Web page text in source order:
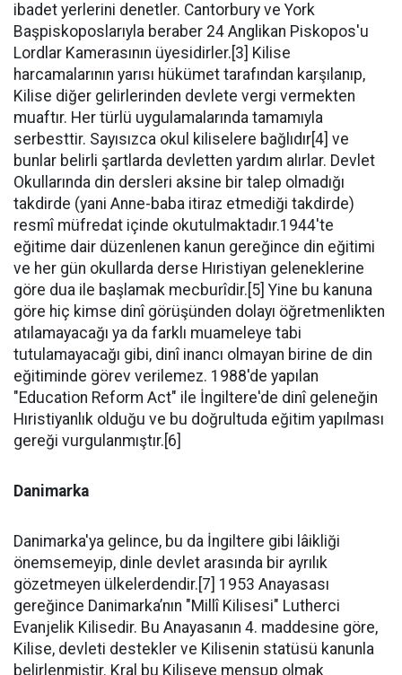
ibadet yerlerini denetler. Cantorbury ve York
Başpiskoposlarıyla beraber 24 Anglikan Piskopos'u
Lordlar Kamerasının üyesidirler.[3] Kilise
harcamalarının yarısı hükümet tarafından karşılanıp,
Kilise diğer gelirlerinden devlete vergi vermekten
muaftır. Her türlü uygulamalarında tamamıyla
serbesttir. Sayısızca okul kiliselere bağlıdır[4] ve
bunlar belirli şartlarda devletten yardım alırlar. Devlet
Okullarında din dersleri aksine bir talep olmadığı
takdirde (yani Anne-baba itiraz etmediği takdirde)
resmî müfredat içinde okutulmaktadır.1944'te
eğitime dair düzenlenen kanun gereğince din eğitimi
ve her gün okullarda derse Hıristiyan geleneklerine
göre dua ile başlamak mecburîdir.[5] Yine bu kanuna
göre hiç kimse dinî görüşünden dolayı öğretmenlikten
atılamayacağı ya da farklı muameleye tabi
tutulamayacağı gibi, dinî inancı olmayan birine de din
eğitiminde görev verilemez. 1988'de yapılan
"Education Reform Act" ile İngiltere'de dinî geleneğin
Hıristiyanlık olduğu ve bu doğrultuda eğitim yapılması
gereği vurgulanmıştır.[6]
Danimarka
Danimarka'ya gelince, bu da İngiltere gibi lâikliği
önemsemeyip, dinle devlet arasında bir ayrılık
gözetmeyen ülkelerdendir.[7] 1953 Anayasası
gereğince Danimarka’nın "Millî Kilisesi" Lutherci
Evanjelik Kilisedir. Bu Anayasanın 4. maddesine göre,
Kilise, devleti destekler ve Kilisenin statüsü kanunla
belirlenmiştir. Kral bu Kiliseye mensup olmak